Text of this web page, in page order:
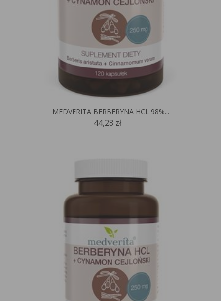
MEDVERITA BERBERYNA HCL 98%...
44,28 zł